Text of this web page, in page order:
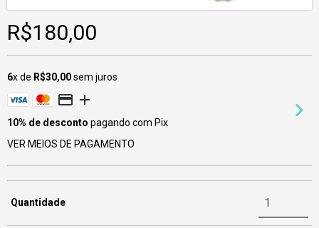
R$180,00
6x de R$30,00sem juros
10% de desconto pagando com Pix
VER MEIOS DE PAGAMENTO
Quantidade